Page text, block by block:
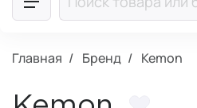
Главная Бренд Kemon